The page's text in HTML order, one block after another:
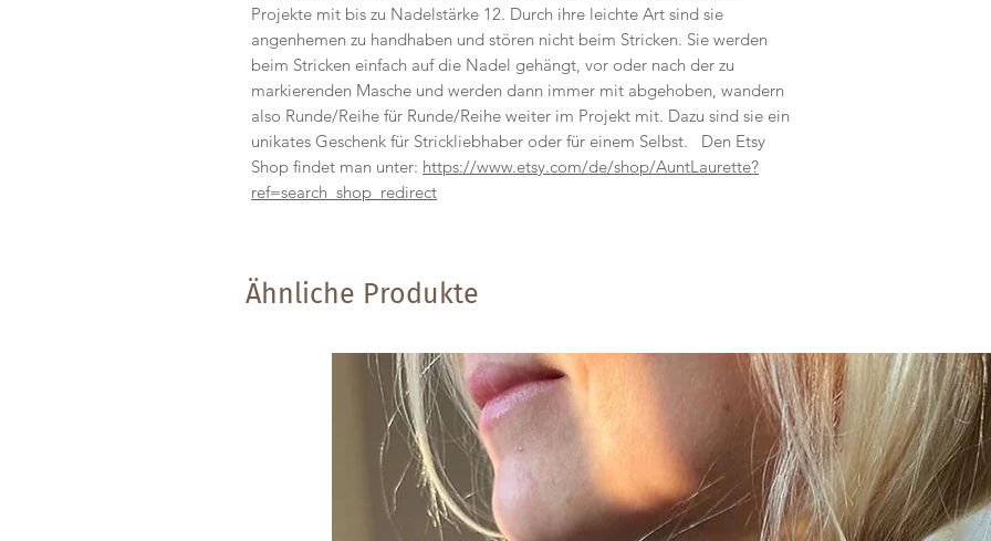
Projekte mit bis zu Nadelstärke 12. Durch ihre leichte Art sind sie
angenhemen zu handhaben und stören nicht beim Stricken. Sie werden
beim Stricken einfach auf die Nadel gehängt, vor oder nach der zu
markierenden Masche und werden dann immer mit abgehoben, wandern
also Runde/Reihe für Runde/Reihe weiter im Projekt mit. Dazu sind sie ein
unikates Geschenk für Strickliebhaber oder für einem Selbst. Den Etsy
Shop findet man unter: https://www.etsy.com/de/shop/AuntLaurette?
ref=search_shop_redirect
Ähnliche Produkte